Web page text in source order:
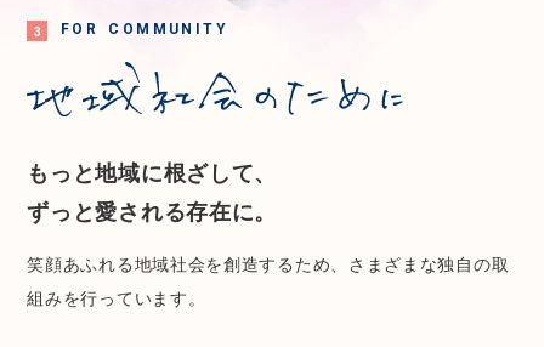
3 F O R C O M M U N IT Y
もっと地域に根ざして、
ずっと愛される存在に。
笑顔あふれる地域社会を創造するため、さまざまな独自の取
組みを行っています。